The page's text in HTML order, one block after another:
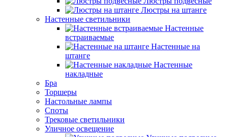
Люстры на штанге
Настенные светильники
Настенные
встраиваемые
Настенные на
штанге
Настенные
накладные
Бра
Торшеры
Настольные лампы
Споты
Трековые светильники
Уличное освещение